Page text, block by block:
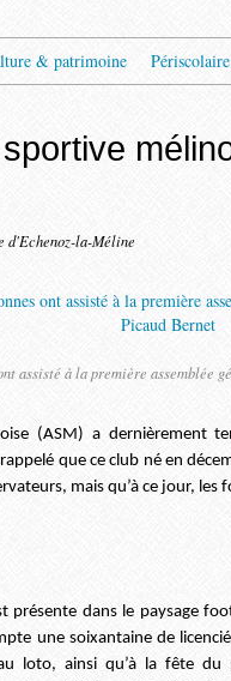
& patrimoine Périscolaire
sportive
d'Echenoz-la-Méline
assisté à la première assemblée
(ASM) a dernièrement
que ce club né en
mais qu’à ce jour, les
présente dans le paysage
une soixantaine de
loto, ainsi qu’à la fête du